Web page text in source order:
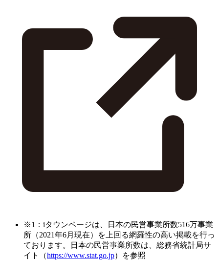
※1：iタウンページは、日本の民営事業所数516万事業
所（2021年6月現在）を上回る網羅性の高い掲載を行っ
ております。日本の民営事業所数は、総務省統計局サ
イト（https://www.stat.go.jp）を参照